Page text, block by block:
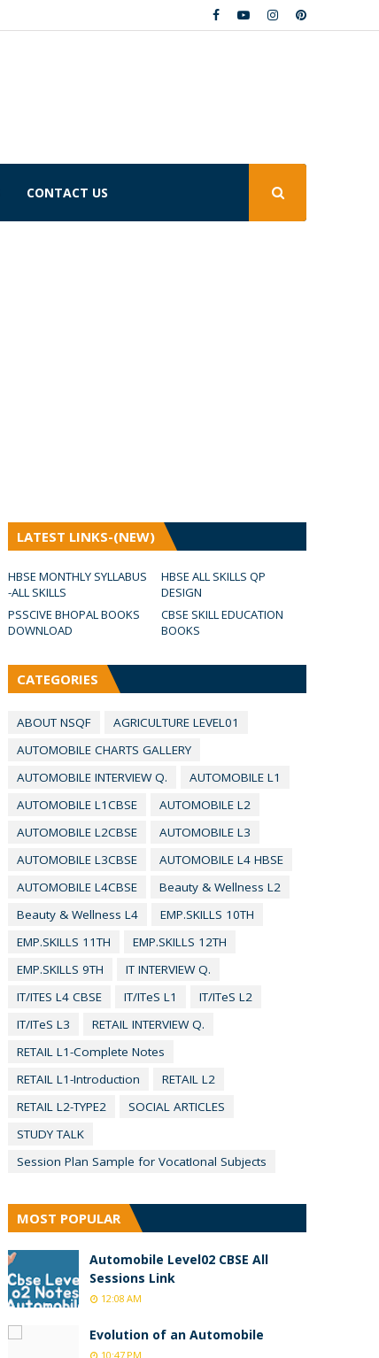
CONTACT US
LATEST LINKS-(NEW)
HBSE MONTHLY SYLLABUS
-ALL SKILLS
HBSE ALL SKILLS QP
DESIGN
PSSCIVE BHOPAL BOOKS
DOWNLOAD
CBSE SKILL EDUCATION
BOOKS
CATEGORIES
ABOUT NSQF
AGRICULTURE LEVEL01
AUTOMOBILE CHARTS GALLERY
AUTOMOBILE INTERVIEW Q.
AUTOMOBILE L1
AUTOMOBILE L1CBSE
AUTOMOBILE L2
AUTOMOBILE L2CBSE
AUTOMOBILE L3
AUTOMOBILE L3CBSE
AUTOMOBILE L4 HBSE
AUTOMOBILE L4CBSE
Beauty & Wellness L2
Beauty & Wellness L4
EMP.SKILLS 10TH
EMP.SKILLS 11TH
EMP.SKILLS 12TH
EMP.SKILLS 9TH
IT INTERVIEW Q.
IT/ITES L4 CBSE
IT/ITeS L1
IT/ITeS L2
IT/ITeS L3
RETAIL INTERVIEW Q.
RETAIL L1-Complete Notes
RETAIL L1-Introduction
RETAIL L2
RETAIL L2-TYPE2
SOCIAL ARTICLES
STUDY TALK
Session Plan Sample for VocatIonal Subjects
MOST POPULAR
Automobile Level02 CBSE All
Sessions Link
12:08 AM
Evolution of an Automobile
10:47 PM